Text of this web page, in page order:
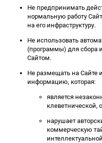
Не предпринимать
нормальную работу
на его инфраструктуру.
Не использовать
(программы) для сбора
Сайтом.
Не размещать на Сайте
информацию, которая:
является
клеветнической,
нарушает
коммерческую